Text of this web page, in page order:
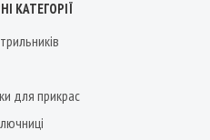
КАТЕГОРІЇ
для прикрас